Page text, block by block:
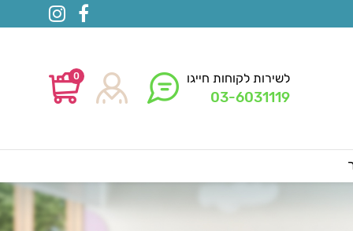
לשירות לקוחות חייגו
03-6031119
0